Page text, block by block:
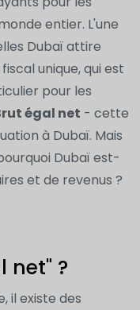
entier. L'une
Dubaï attire
unique, qui est
pour les
égal net - cette
à Dubaï. Mais
Dubaï est-
et de revenus ?
net" ?
il existe des